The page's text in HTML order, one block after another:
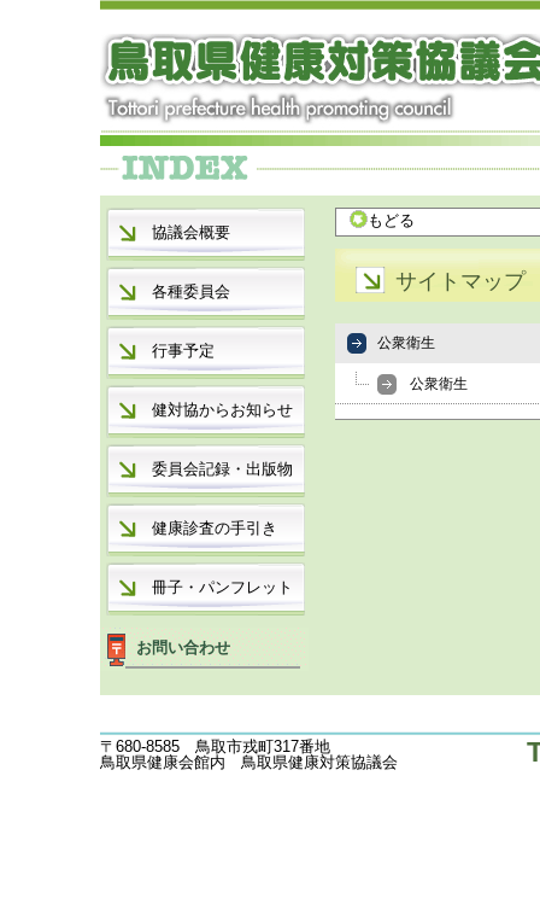
もどる
サイトマップ
公衆衛生
公衆衛生
協議会概要
各種委員会
行事予定
健対協からお知らせ
委員会記録・出版物
健康診査の手引き
冊子・パンフレット
お問い合わせ
〒680-8585 鳥取市戎町317番地
鳥取県健康会館内 鳥取県健康対策協議会